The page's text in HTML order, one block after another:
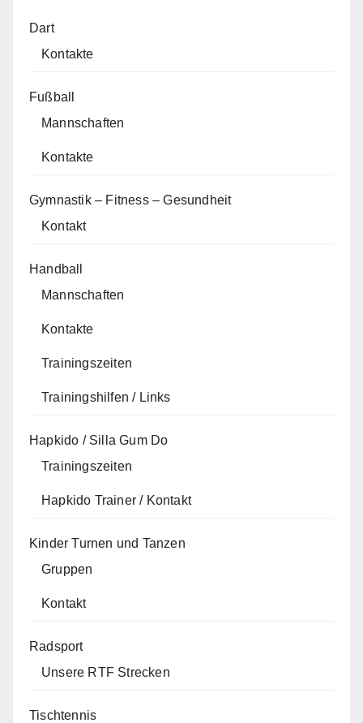
Dart
Kontakte
Fußball
Mannschaften
Kontakte
Gymnastik – Fitness – Gesundheit
Kontakt
Handball
Mannschaften
Kontakte
Trainingszeiten
Trainingshilfen / Links
Hapkido / Silla Gum Do
Trainingszeiten
Hapkido Trainer / Kontakt
Kinder Turnen und Tanzen
Gruppen
Kontakt
Radsport
Unsere RTF Strecken
Tischtennis